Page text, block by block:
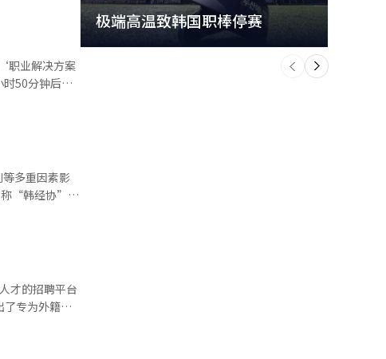
准备完成
时，企业还
前筛查，减
介绍的咨询服
50分钟后，
献活动，努
，仅38.9%的
化、高汇率等
聘规模的企业
语、英语等多
极端高温致韩国职棒停赛
下
一
个